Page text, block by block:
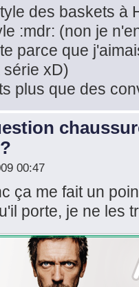
des baskets à
:mdr: (non je
parce que
xD)
plus que des
00:47
ça me fait un
porte, je ne les